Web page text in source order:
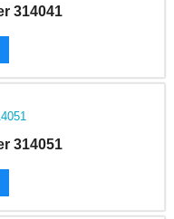
314041
314051